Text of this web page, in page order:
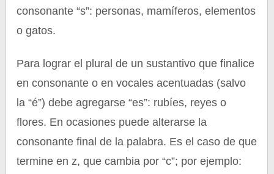
consonante “s”: personas, mamíferos, elementos
o gatos.
Para lograr el plural de un sustantivo que finalice
en consonante o en vocales acentuadas (salvo
la “é”) debe agregarse “es”: rubíes, reyes o
flores. En ocasiones puede alterarse la
consonante final de la palabra. Es el caso de que
termine en z, que cambia por “c”; por ejemplo: